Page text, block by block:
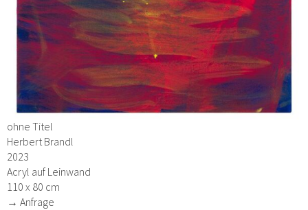
ohne Titel
Herbert Brandl
2023
Acryl auf Leinwand
110 x 80 cm
→ Anfrage